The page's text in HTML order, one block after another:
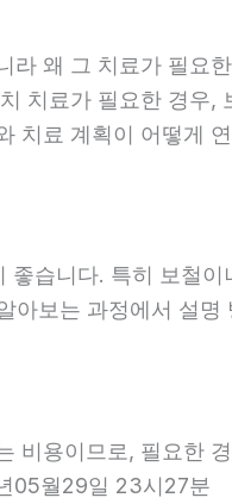
왜 그 치료가 필요
치료가 필요한 경우,
료 계획이 어떻게
습니다. 특히 보철
보는 과정에서 설명
용이므로, 필요한
05월29일 23시27분